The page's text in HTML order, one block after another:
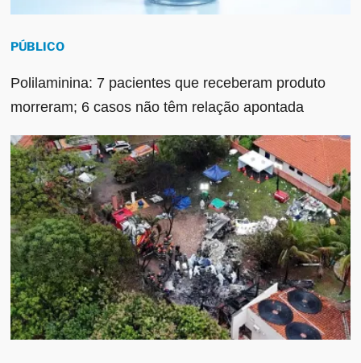
PÚBLICO
Polilaminina: 7 pacientes que receberam produto
morreram; 6 casos não têm relação apontada